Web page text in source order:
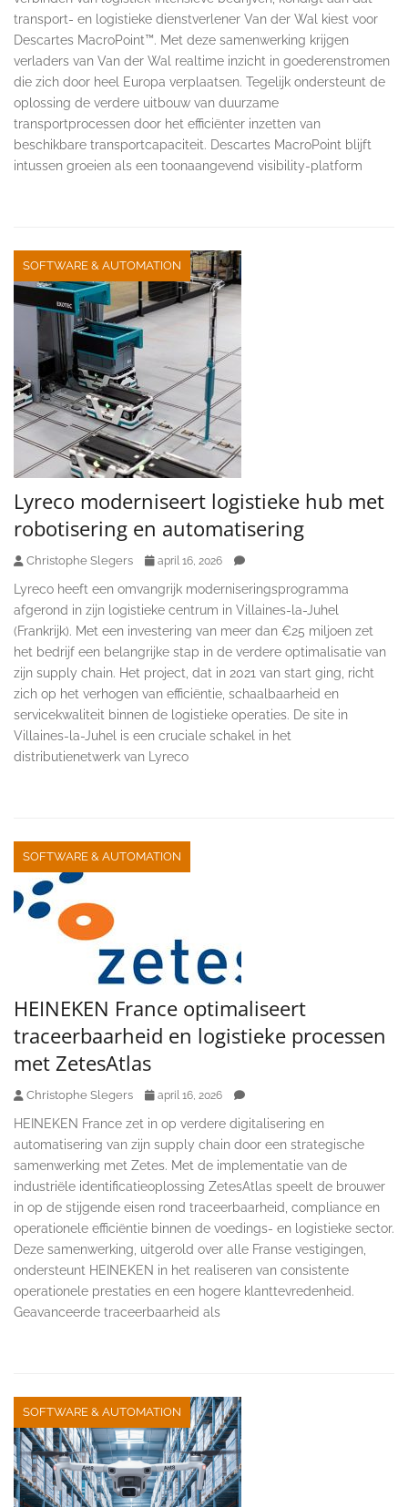
transport- en logistieke dienstverlener Van der Wal kiest voor
Descartes MacroPoint™. Met deze samenwerking krijgen
verladers van Van der Wal realtime inzicht in goederenstromen
die zich door heel Europa verplaatsen. Tegelijk ondersteunt de
oplossing de verdere uitbouw van duurzame
transportprocessen door het efficiënter inzetten van
beschikbare transportcapaciteit. Descartes MacroPoint blijft
intussen groeien als een toonaangevend visibility-platform
SOFTWARE & AUTOMATION
Lyreco moderniseert logistieke hub met
robotisering en automatisering
Christophe Slegers april 16, 2026
Lyreco heeft een omvangrijk moderniseringsprogramma
afgerond in zijn logistieke centrum in Villaines-la-Juhel
(Frankrijk). Met een investering van meer dan €25 miljoen zet
het bedrijf een belangrijke stap in de verdere optimalisatie van
zijn supply chain. Het project, dat in 2021 van start ging, richt
zich op het verhogen van efficiëntie, schaalbaarheid en
servicekwaliteit binnen de logistieke operaties. De site in
Villaines-la-Juhel is een cruciale schakel in het
distributienetwerk van Lyreco
SOFTWARE & AUTOMATION
HEINEKEN France optimaliseert
traceerbaarheid en logistieke processen
met ZetesAtlas
Christophe Slegers april 16, 2026
HEINEKEN France zet in op verdere digitalisering en
automatisering van zijn supply chain door een strategische
samenwerking met Zetes. Met de implementatie van de
industriële identificatieoplossing ZetesAtlas speelt de brouwer
in op de stijgende eisen rond traceerbaarheid, compliance en
operationele efficiëntie binnen de voedings- en logistieke sector.
Deze samenwerking, uitgerold over alle Franse vestigingen,
ondersteunt HEINEKEN in het realiseren van consistente
operationele prestaties en een hogere klanttevredenheid.
Geavanceerde traceerbaarheid als
SOFTWARE & AUTOMATION